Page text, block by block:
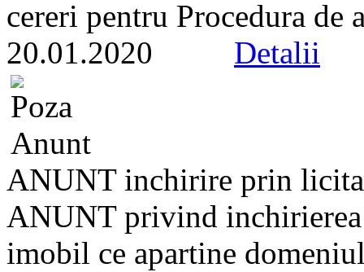
cereri pentru Procedura
20.01.2020 Detalii
ANUNT inchirire prin
ANUNT privind
imobil ce apartine